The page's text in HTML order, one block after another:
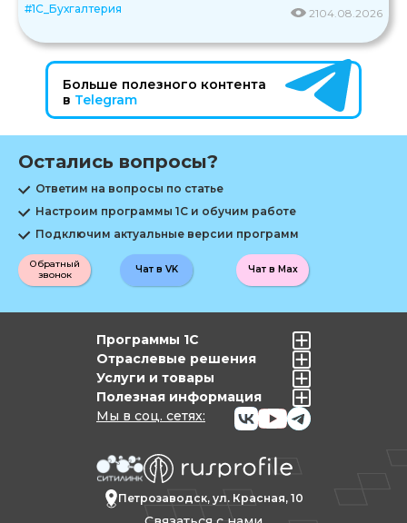
#1С_Бухгалтерия 2104.08.2026
Больше полезного контента
в Telegram
Остались вопросы?
Ответим на вопросы по статье
Настроим программы 1С и обучим работе
Подключим актуальные версии программ
Обратный
звонок
Чат в Max
Чат в VK
Петрозаводск, ул. Красная, 10
Мы в соц. сетях:
Программы 1С
Отраслевые решения
Услуги и товары
Полезная информация